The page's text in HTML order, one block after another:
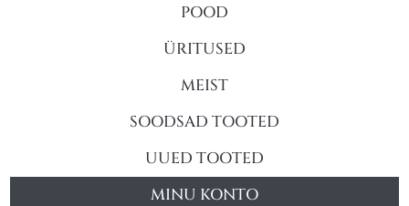
POOD
ÜRITUSED
MEIST
SOODSAD TOOTED
UUED TOOTED
MINU KONTO